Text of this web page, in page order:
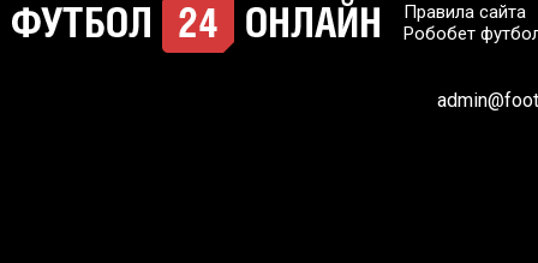
Правила сайта
Робобет